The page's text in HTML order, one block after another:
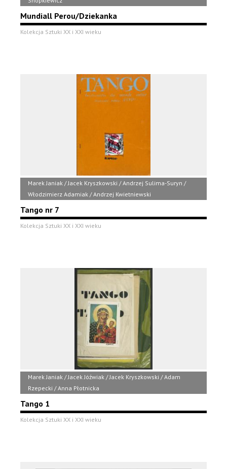
Mundiall Perou/Dziekanka
Kolekcja Sztuki XX i XXI wieku
Marek Janiak / Jacek Kryszkowski / Andrzej Sulima-Suryn /
Włodzimierz Adamiak / Andrzej Kwietniewski
Tango nr 7
Kolekcja Sztuki XX i XXI wieku
Marek Janiak / Jacek Jóźwiak / Jacek Kryszkowski / Adam
Rzepecki / Anna Płotnicka
Tango 1
Kolekcja Sztuki XX i XXI wieku